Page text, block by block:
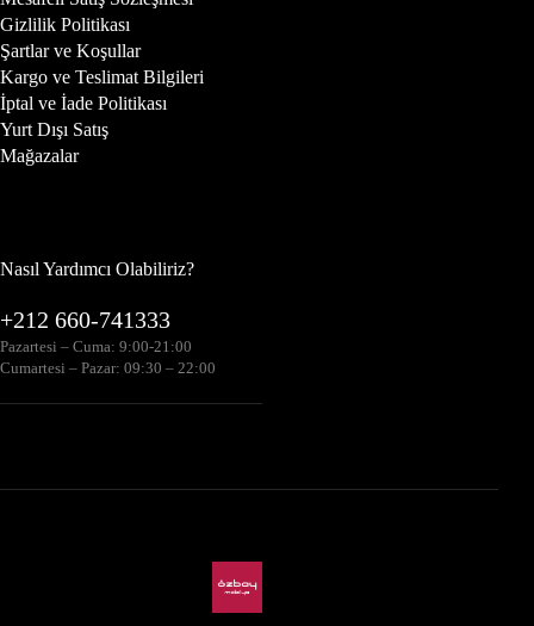
Gizlilik Politikası
Şartlar ve Koşullar
Kargo ve Teslimat Bilgileri
İptal ve İade Politikası
Yurt Dışı Satış
Mağazalar
Nasıl Yardımcı Olabiliriz?
+212 660-741333
Pazartesi – Cuma: 9:00-21:00
Cumartesi – Pazar: 09:30 – 22:00